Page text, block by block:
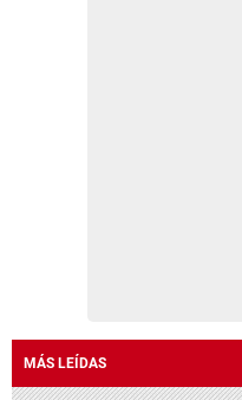
MÁS LEÍDAS